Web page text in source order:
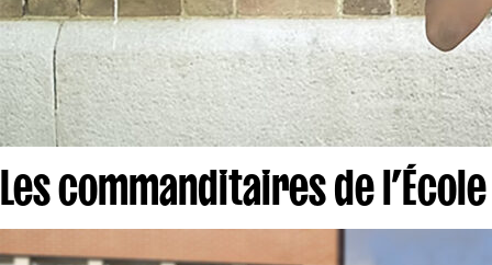
Les commanditaires de